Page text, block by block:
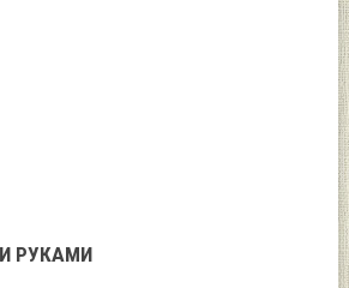
РУКАМИ